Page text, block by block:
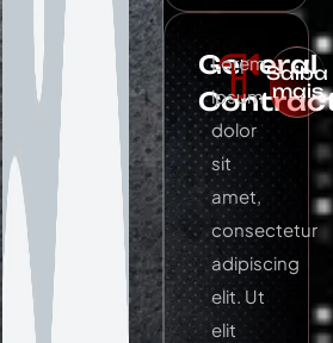
General
Lorem
ipsum
dolor
sit
amet,
consectetur
adipiscing
elit. Ut
elit
Saiba
mais